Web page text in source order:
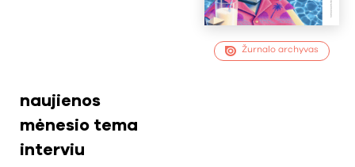
Žurnalo archyvas
naujienos
mėnesio tema
interviu